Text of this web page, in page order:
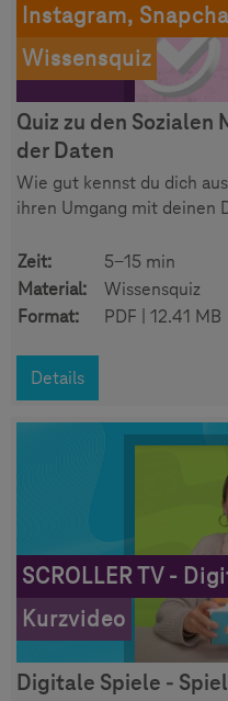
Instagram,
Wissensquiz
Quiz zu den Sozialen
der Daten
Wie gut kennst du dich
ihren Umgang mit deinen
Zeit:
5-15 min
Material:
Wissensquiz
Format:
PDF | 12.41 MB
Details
SCROLLER TV -
Kurzvideo
Digitale Spiele -